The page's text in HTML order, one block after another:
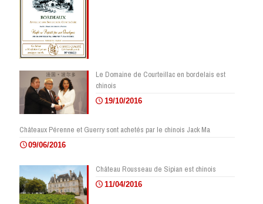
Le Domaine de Courteillac en bordelais est
chinois
19/10/2016
Châteaux Pérenne et Guerry sont achetés par le chinois Jack Ma
09/06/2016
Château Rousseau de Sipian est chinois
11/04/2016